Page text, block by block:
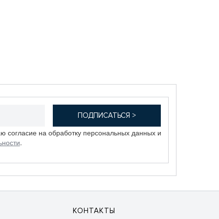
согласие на обработку персональных данных и
.
КОНТАКТЫ